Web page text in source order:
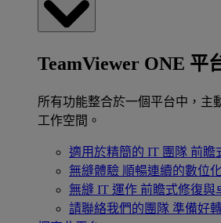
TeamViewer ONE 平
所有功能整合於一個平台中，主
工作空間。
適用於精簡的 IT 團隊 前瞻
無縫體驗 順暢連續的數位
無縫 IT 運作 前瞻式修復與
請聯絡我們的團隊 準備好